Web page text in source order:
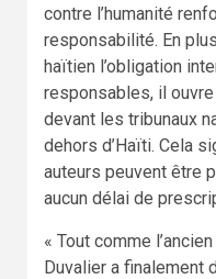
contre l’humanité
responsabilité. En
haïtien l’obligation
responsables, il
devant les tribunaux
dehors d’Haïti. Cela
auteurs peuvent être
aucun délai de
« Tout comme
Duvalier a finalement